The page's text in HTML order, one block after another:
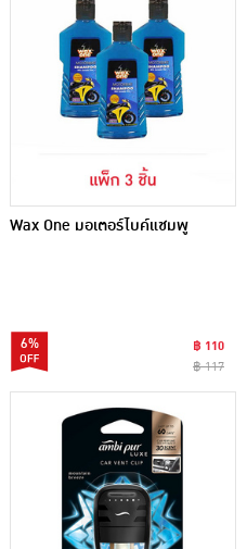
Wax One มอเตอร์ไบค์แชมพู
6%
฿ 110
฿ 117